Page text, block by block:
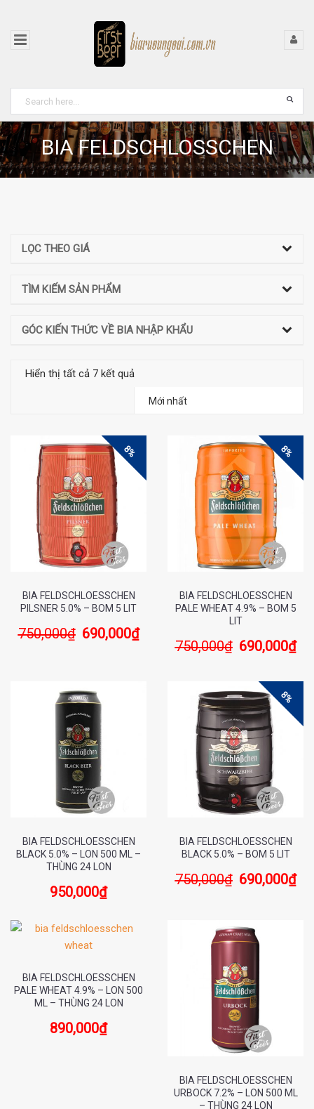
BIA FELDSCHLOSSCHEN
LỌC THEO GIÁ
TÌM KIẾM SẢN PHẨM
GÓC KIẾN THỨC VỀ BIA NHẬP KHẨU
Hiển thị tất cả 7 kết quả
8%
BIA FELDSCHLOESSCHEN
PALE WHEAT 4.9% – BOM 5
LIT
750,000₫ 690,000₫
8%
BIA FELDSCHLOESSCHEN
PILSNER 5.0% – BOM 5 LIT
750,000₫ 690,000₫
8%
BIA FELDSCHLOESSCHEN
BLACK 5.0% – BOM 5 LIT
750,000₫ 690,000₫
BIA FELDSCHLOESSCHEN
BLACK 5.0% – LON 500 ML –
THÙNG 24 LON
950,000₫
BIA FELDSCHLOESSCHEN
URBOCK 7.2% – LON 500 ML
– THÙNG 24 LON
BIA FELDSCHLOESSCHEN
PALE WHEAT 4.9% – LON 500
ML – THÙNG 24 LON
890,000₫